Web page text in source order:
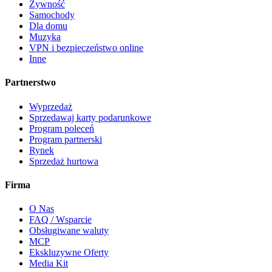
Żywność
Samochody
Dla domu
Muzyka
VPN i bezpieczeństwo online
Inne
Partnerstwo
Wyprzedaż
Sprzedawaj karty podarunkowe
Program poleceń
Program partnerski
Rynek
Sprzedaż hurtowa
Firma
O Nas
FAQ / Wsparcie
Obsługiwane waluty
MCP
Ekskluzywne Oferty
Media Kit